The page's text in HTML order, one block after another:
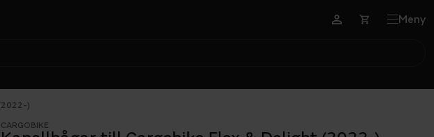
Meny
(2022-)
CARGOBIKE